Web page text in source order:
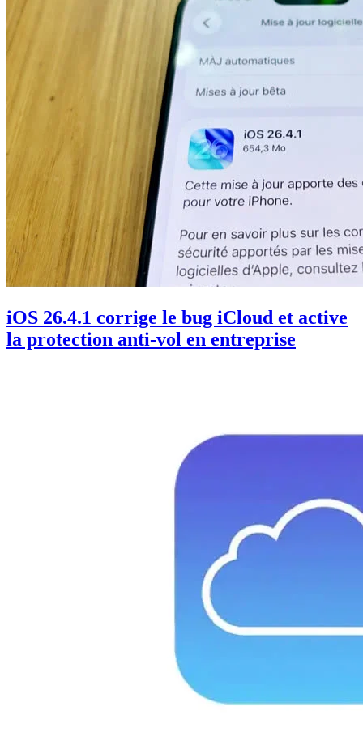
iOS 26.4.1 corrige le bug iCloud et active
la protection anti-vol en entreprise